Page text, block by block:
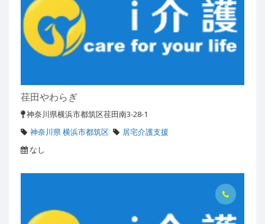
荏田やわらぎ
神奈川県横浜市都筑区荏田南3-28-1
神奈川県 横浜市都筑区
居宅介護支援
なし